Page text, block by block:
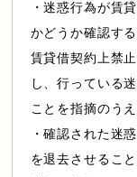
・迷惑行為が賃
かどうか確認する
賃貸借契約上禁
し、行っている
ことを指摘のう
・確認された迷
を退去させるこ